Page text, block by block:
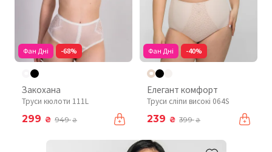
Фан Дні -68%
Закохана
Труси кюлоти 111L
299 ₴ 949₴
Фан Дні -40%
Елегант комфорт
Труси сліпи високі 064S
239 ₴ 399₴